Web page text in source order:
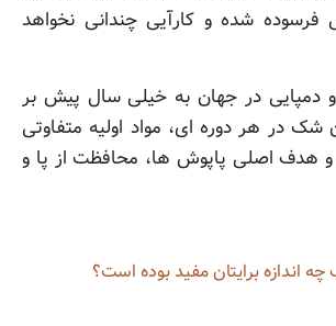
فرسوده شده و کارآیی چندانی نخواهد
دمپایی در جهان به خیلی سال پیش بر
شک در هر دوره ای، مواد اولیه متفاوتی
و هدف اصلی پاپوش ها، محافظت از پا و
اندازه برایتان مفید بوده است؟